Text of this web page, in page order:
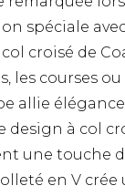
spéciale
croisé de
les courses
allie
design à col
une touche
en V crée